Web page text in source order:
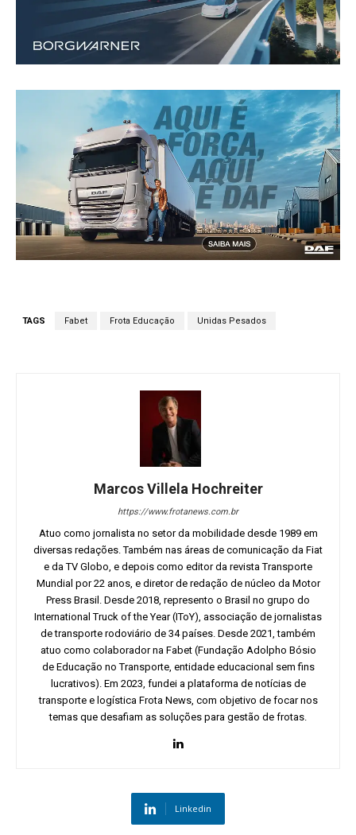
TAGS Fabet Frota Educação Unidas Pesados
Marcos Villela Hochreiter
https://www.frotanews.com.br
Atuo como jornalista no setor da mobilidade desde 1989 em
diversas redações. Também nas áreas de comunicação da Fiat
e da TV Globo, e depois como editor da revista Transporte
Mundial por 22 anos, e diretor de redação de núcleo da Motor
Press Brasil. Desde 2018, represento o Brasil no grupo do
International Truck of the Year (IToY), associação de jornalistas
de transporte rodoviário de 34 países. Desde 2021, também
atuo como colaborador na Fabet (Fundação Adolpho Bósio
de Educação no Transporte, entidade educacional sem fins
lucrativos). Em 2023, fundei a plataforma de notícias de
transporte e logística Frota News, com objetivo de focar nos
temas que desafiam as soluções para gestão de frotas.
Linkedin